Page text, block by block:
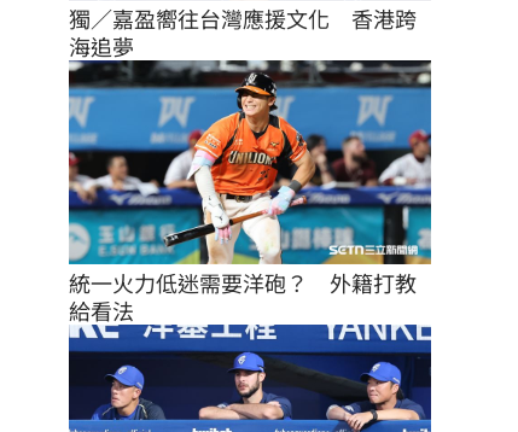
獨／嘉盈嚮往台灣應援文化　香港跨
海追夢
統一火力低迷需要洋砲？　外籍打教
給看法